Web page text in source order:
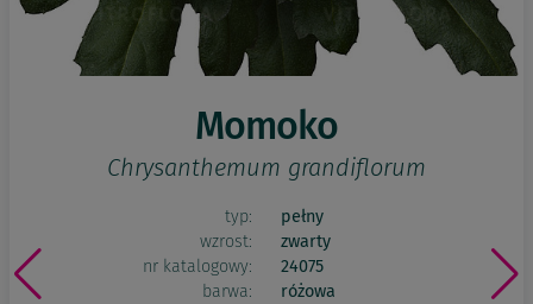
Momoko
Chrysanthemum grandiflorum
typ:
pełny
wzrost:
zwarty
nr katalogowy:
24075
barwa:
różowa